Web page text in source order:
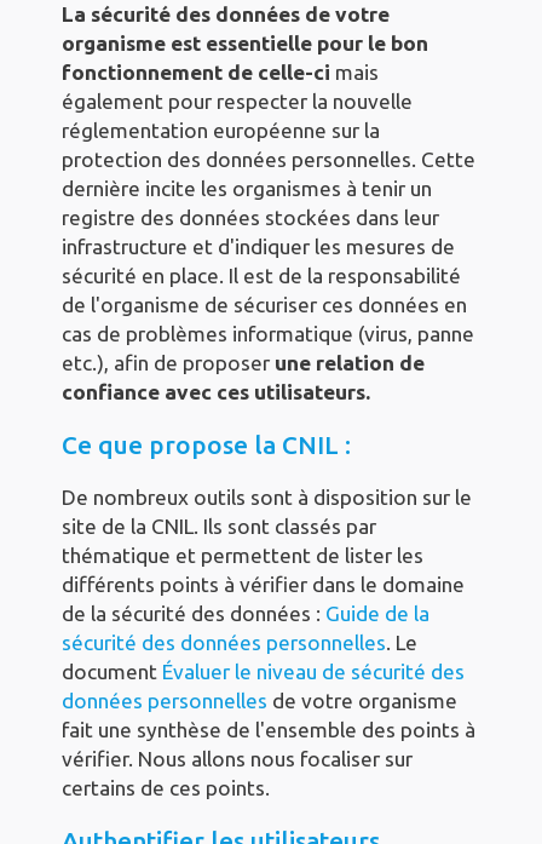
La sécurité des données de votre
organisme est essentielle pour le bon
fonctionnement de celle-ci mais
également pour respecter la nouvelle
réglementation européenne sur la
protection des données personnelles. Cette
dernière incite les organismes à tenir un
registre des données stockées dans leur
infrastructure et d'indiquer les mesures de
sécurité en place. Il est de la responsabilité
de l'organisme de sécuriser ces données en
cas de problèmes informatique (virus, panne
etc.), afin de proposer une relation de
confiance avec ces utilisateurs.
Ce que propose la CNIL :
De nombreux outils sont à disposition sur le
site de la CNIL. Ils sont classés par
thématique et permettent de lister les
différents points à vérifier dans le domaine
de la sécurité des données : Guide de la
sécurité des données personnelles. Le
document Évaluer le niveau de sécurité des
données personnelles de votre organisme
fait une synthèse de l'ensemble des points à
vérifier. Nous allons nous focaliser sur
certains de ces points.